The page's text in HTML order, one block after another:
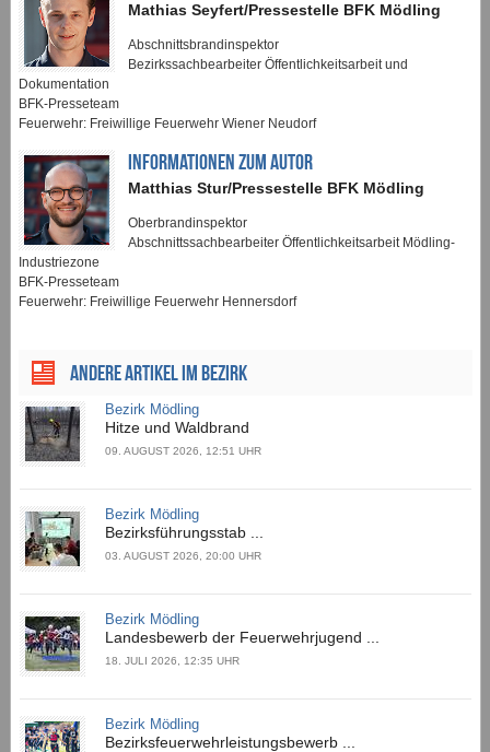
Mathias Seyfert/Pressestelle BFK Mödling
Abschnittsbrandinspektor
Bezirkssachbearbeiter Öffentlichkeitsarbeit und
Dokumentation
BFK-Presseteam
Feuerwehr: Freiwillige Feuerwehr Wiener Neudorf
INFORMATIONEN ZUM AUTOR
Matthias Stur/Pressestelle BFK Mödling
Oberbrandinspektor
Abschnittssachbearbeiter Öffentlichkeitsarbeit Mödling-
Industriezone
BFK-Presseteam
Feuerwehr: Freiwillige Feuerwehr Hennersdorf
ANDERE ARTIKEL IM BEZIRK
Bezirk Mödling
Hitze und Waldbrand
09. AUGUST 2026, 12:51 UHR
Bezirk Mödling
Bezirksführungsstab ...
03. AUGUST 2026, 20:00 UHR
Bezirk Mödling
Landesbewerb der Feuerwehrjugend ...
18. JULI 2026, 12:35 UHR
Bezirk Mödling
Bezirksfeuerwehrleistungsbewerb ...